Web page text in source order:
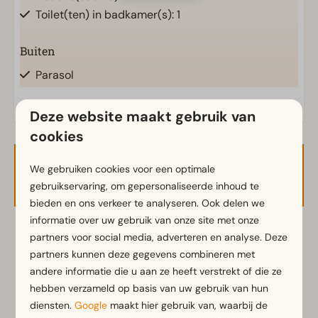
Toilet(ten) in badkamer(s): 1
Buiten
Parasol
Tuin
Tuinset
Keuken
Ingerichte keuken
Combimagnetron
Koelkast met vriesvak
Koffiezetapparaat
Vaatwasser(s)
Waterkoker
Beschikbaarheid en prijs
2 gasten
ma 17-08-2026 di 18-08-2026
Deze website maakt gebruik van
cookies
We gebruiken cookies voor een optimale
gebruikservaring, om gepersonaliseerde inhoud te
bieden en ons verkeer te analyseren. Ook delen we
informatie over uw gebruik van onze site met onze
partners voor social media, adverteren en analyse. Deze
partners kunnen deze gegevens combineren met
andere informatie die u aan ze heeft verstrekt of die ze
hebben verzameld op basis van uw gebruik van hun
diensten.Google maakt hier gebruik van, waarbij de